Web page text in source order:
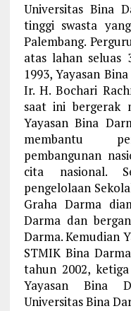
Universitas Bina
tinggi swasta
Palembang.
atas lahan seluas
1993, Yayasan
Ir. H. Bochari
saat ini bergerak
Yayasan Bina
membantu
pembangunan
cita nasional.
pengelolaan
Graha Darma
Darma dan
Darma. Kemudian
STMIK Bina
tahun 2002,
Yayasan Bina
Universitas Bina